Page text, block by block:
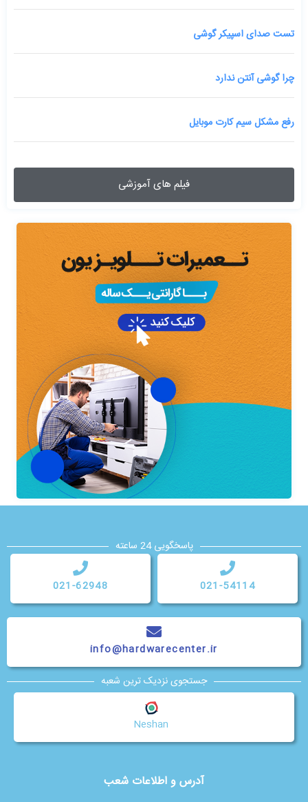
تست صدای اسپیکر گوشی
چرا گوشی آنتن ندارد
رفع مشکل سیم کارت موبایل
فیلم های آموزشی
آدرس و اطلاعات شعب
پاسخگویی 24 ساعته
021-54114
021-62948
info@hardwarecenter.ir
جستجوی نزدیک ترین شعبه
Neshan